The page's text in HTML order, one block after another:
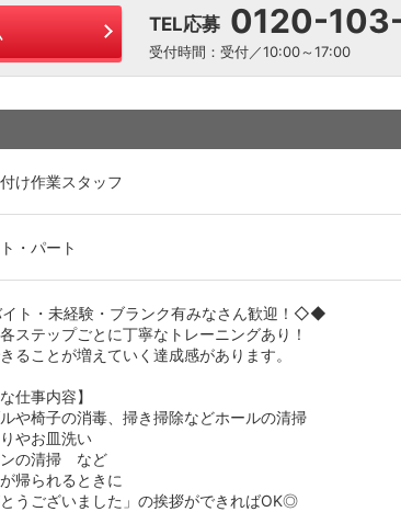
TEL応募 0120-
受付時間：受付／10:00～17:00
け作業スタッフ
・パート
ト・未経験・ブランク有みなさん歓迎！◇◆
ステップごとに丁寧なトレーニングあり！
ることが増えていく達成感があります。
仕事内容】
ルや椅子の消毒、掃き掃除などホールの清掃
やお皿洗い
ンの清掃 など
帰られるときに
とうございました」の挨拶ができればOK◎